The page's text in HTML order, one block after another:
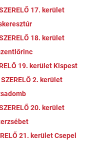
17. kerület
18. kerület
19. kerület Kispest
2. kerület
20. kerület
21. kerület Csepel